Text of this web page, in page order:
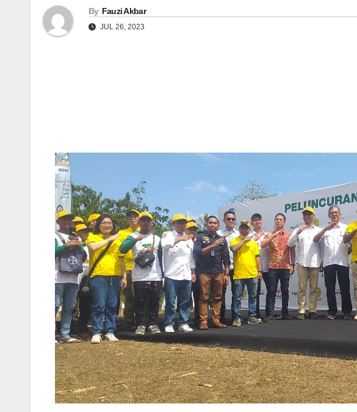
By Fauzi Akbar
JUL 26, 2023